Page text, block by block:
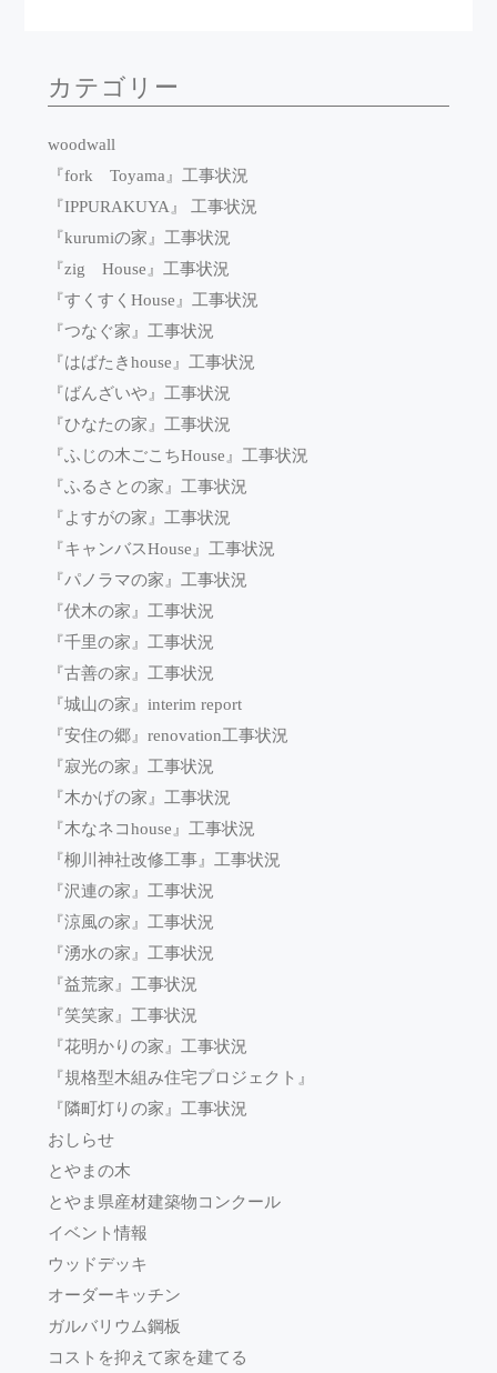
カテゴリー
woodwall
『fork Toyama』工事状況
『IPPURAKUYA』 工事状況
『kurumiの家』工事状況
『zig House』工事状況
『すくすくHouse』工事状況
『つなぐ家』工事状況
『はばたきhouse』工事状況
『ばんざいや』工事状況
『ひなたの家』工事状況
『ふじの木ごこちHouse』工事状況
『ふるさとの家』工事状況
『よすがの家』工事状況
『キャンバスHouse』工事状況
『パノラマの家』工事状況
『伏木の家』工事状況
『千里の家』工事状況
『古善の家』工事状況
『城山の家』interim report
『安住の郷』renovation工事状況
『寂光の家』工事状況
『木かげの家』工事状況
『木なネコhouse』工事状況
『柳川神社改修工事』工事状況
『沢連の家』工事状況
『涼風の家』工事状況
『湧水の家』工事状況
『益荒家』工事状況
『笑笑家』工事状況
『花明かりの家』工事状況
『規格型木組み住宅プロジェクト』
『隣町灯りの家』工事状況
おしらせ
とやまの木
とやま県産材建築物コンクール
イベント情報
ウッドデッキ
オーダーキッチン
ガルバリウム鋼板
コストを抑えて家を建てる